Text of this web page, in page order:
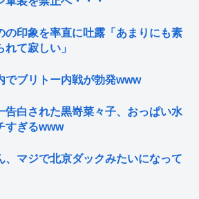
の印象を率直に吐露「あまりにも素
て寂しい」
でブリトー内戦が勃発www
告白された黒嵜菜々子、おっぱい水
すぎるwww
、マジで北京ダックみたいになって